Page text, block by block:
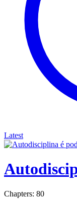
Latest
Chapters: 80